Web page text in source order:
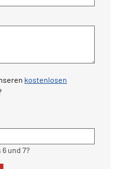
kostenlosen
und 7?